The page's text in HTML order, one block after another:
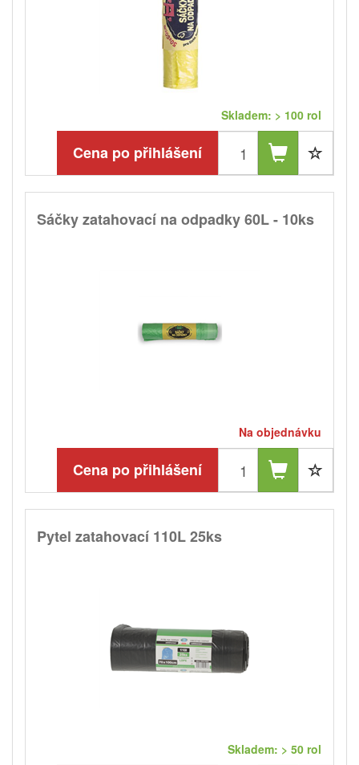
Skladem: > 100 rol
Cena po přihlášení
Sáčky zatahovací na odpadky 60L - 10ks
Na objednávku
Cena po přihlášení
Pytel zatahovací 110L 25ks
Skladem: > 50 rol